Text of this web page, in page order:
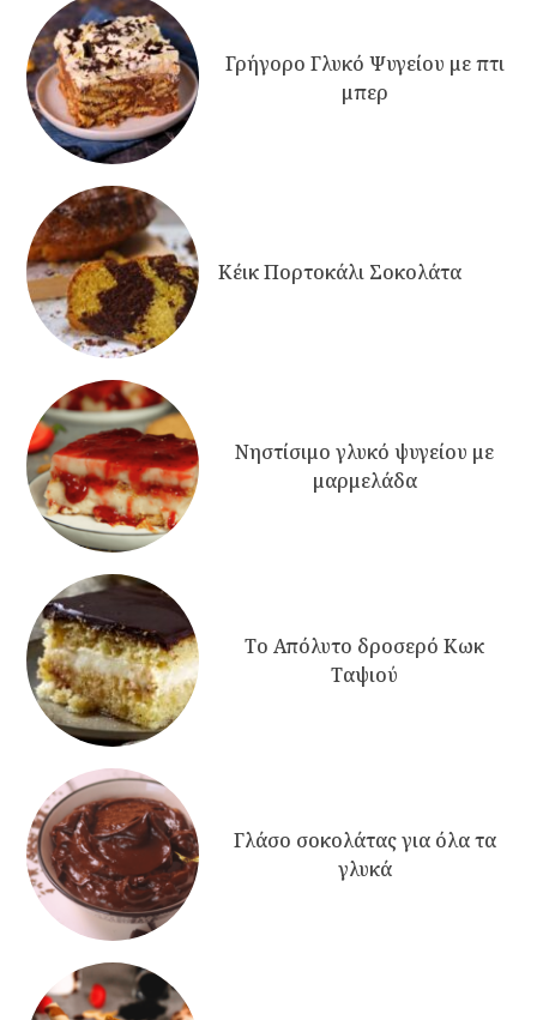
Γρήγορο Γλυκό Ψυγείου με πτι
μπερ
Κέικ Πορτοκάλι Σοκολάτα
Νηστίσιμο γλυκό ψυγείου με
μαρμελάδα
Το Απόλυτο δροσερό Κωκ
Ταψιού
Γλάσο σοκολάτας για όλα τα
γλυκά